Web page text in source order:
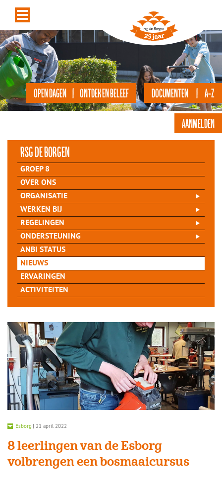
DOCUMENTEN | A-Z
OPEN DAGEN | ONTDEK EN BELEEF
AANMELDEN
rsg de Borgen
GROEP 8
OVER ONS
ORGANISATIE
WERKEN BIJ
REGELINGEN
ONDERSTEUNING
ANBI STATUS
NIEUWS
ERVARINGEN
ACTIVITEITEN
Esborg | 21 april 2022
8 leerlingen van de Esborg
volbrengen een bosmaaicursus